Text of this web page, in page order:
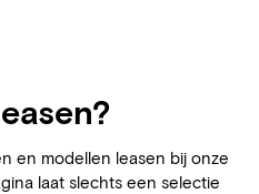
en modellen leasen bij onze
laat slechts een selectie